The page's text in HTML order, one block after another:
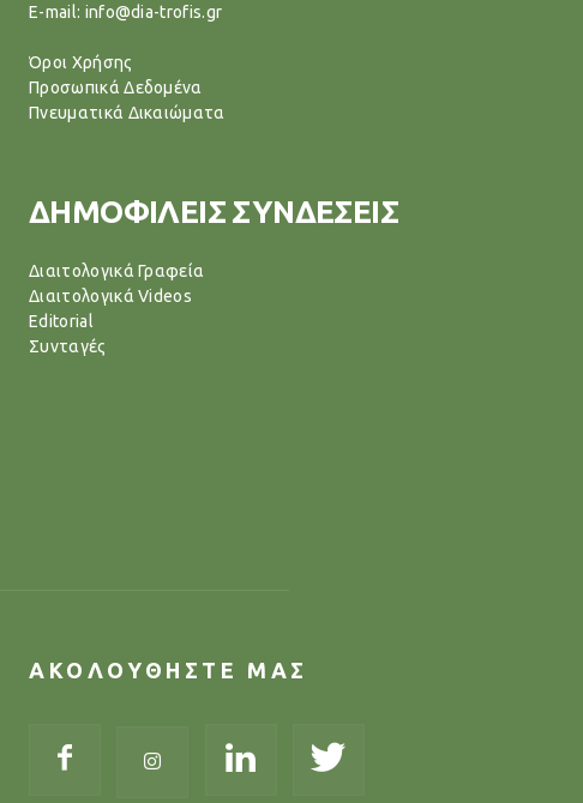
E-mail: info@dia-trofis.gr
Όροι Χρήσης
Προσωπικά Δεδομένα
Πνευματικά Δικαιώματα
ΔΗΜΟΦΙΛΕΙΣ ΣΥΝΔΕΣΕΙΣ
Διαιτολογικά Γραφεία
Διαιτολογικά Videos
Editorial
Συνταγές
ΑΚΟΛΟΥΘΗΣΤΕ ΜΑΣ